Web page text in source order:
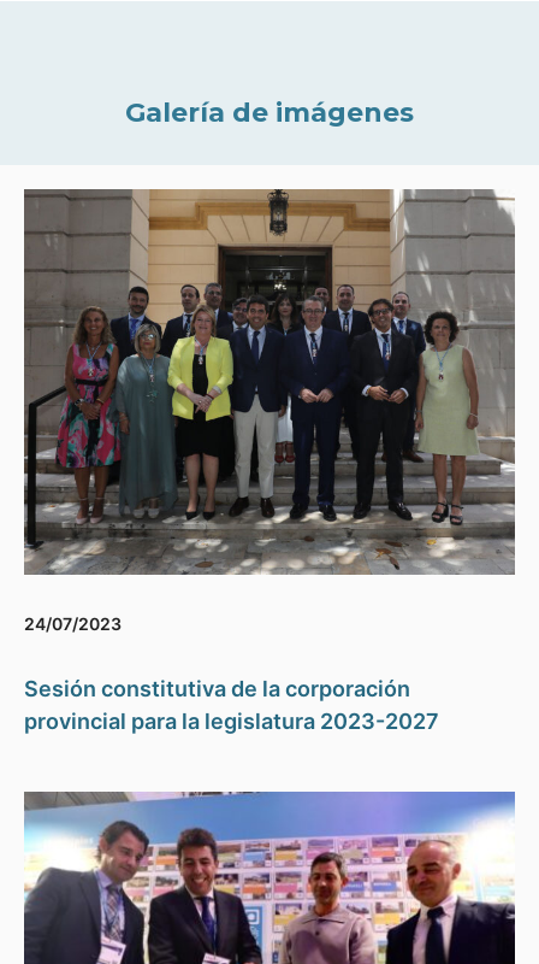
Galería de imágenes
24/07/2023
Sesión constitutiva de la corporación
provincial para la legislatura 2023-2027